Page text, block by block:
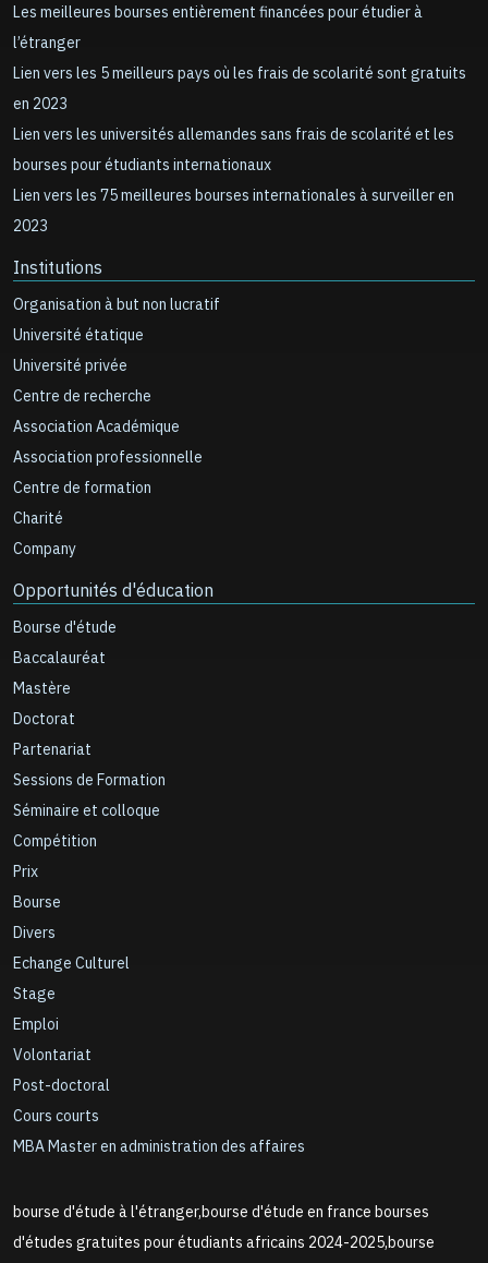
Les meilleures bourses entièrement financées pour étudier à
l’étranger
Lien vers les 5 meilleurs pays où les frais de scolarité sont gratuits
en 2023
Lien vers les universités allemandes sans frais de scolarité et les
bourses pour étudiants internationaux
Lien vers les 75 meilleures bourses internationales à surveiller en
2023
Institutions
Organisation à but non lucratif
Université étatique
Université privée
Centre de recherche
Association Académique
Association professionnelle
Centre de formation
Charité
Company
Opportunités d'éducation
Bourse d'étude
Baccalauréat
Mastère
Doctorat
Partenariat
Sessions de Formation
Séminaire et colloque
Compétition
Prix
Bourse
Divers
Echange Culturel
Stage
Emploi
Volontariat
Post-doctoral
Cours courts
MBA Master en administration des affaires
bourse d'étude à l'étranger,bourse d'étude en france bourses
d'études gratuites pour étudiants africains 2024-2025,bourse